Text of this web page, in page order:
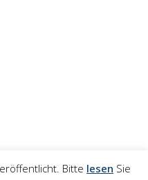
Bitte lesen Sie